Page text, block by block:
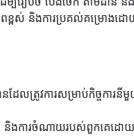
ាពខ្ពស់ និងការប្រគល់គម្រោង
លត្រូវការសម្រាប់កិច្ចការនី
ា និងការចំណាយរបស់ពួកគេដ